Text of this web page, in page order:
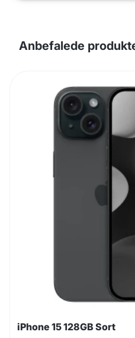
Anbefalede
iPhone 15 128GB Sort